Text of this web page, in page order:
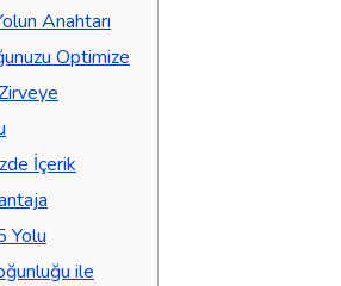
Anahtarı
Optimize
İçerik
Yolu
ile